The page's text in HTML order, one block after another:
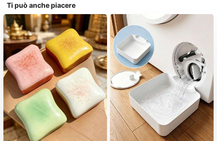
Ti può anche piacere